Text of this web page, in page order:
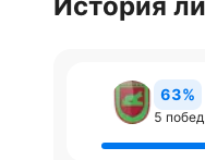
63%
5 побед